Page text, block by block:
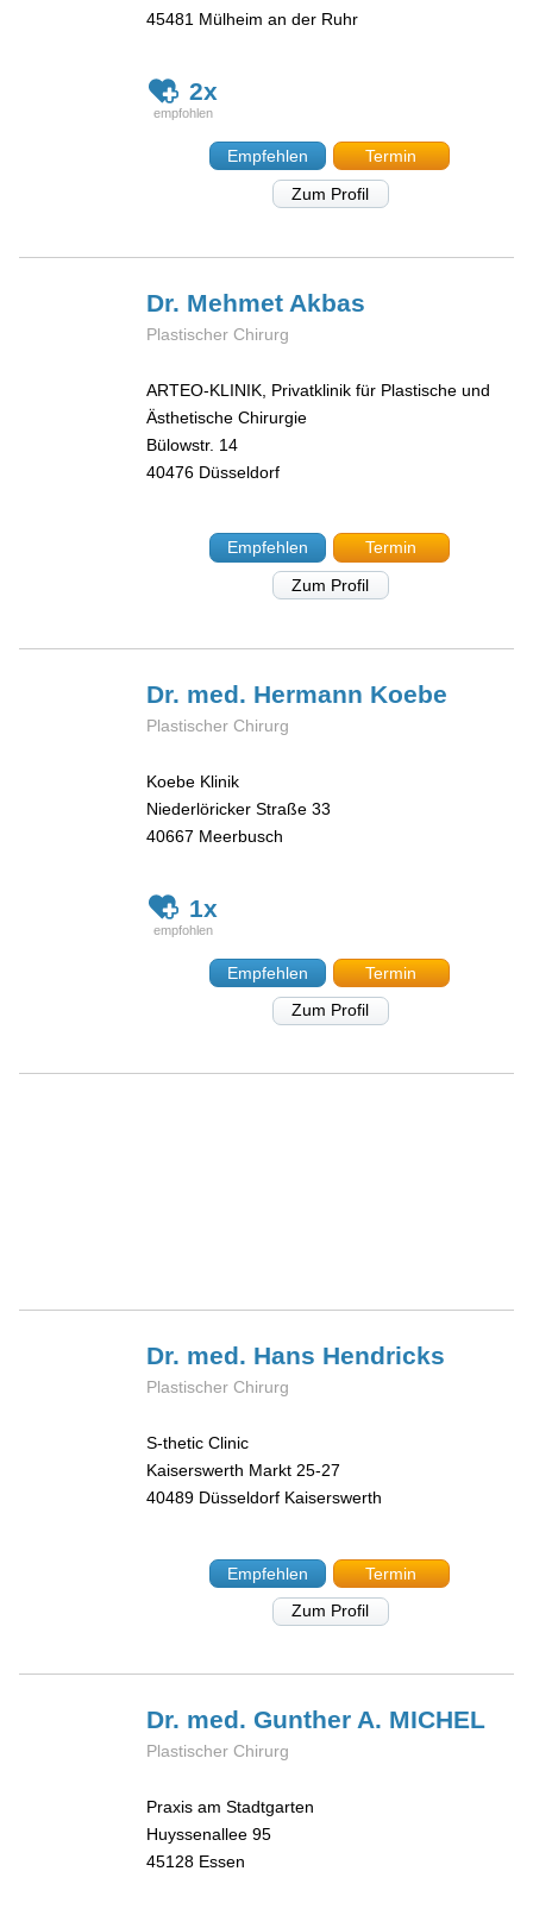
45481 Mülheim an der Ruhr
2x
Empfehlen
Termin
Zum Profil
Dr. Mehmet Akbas
Plastischer Chirurg
ARTEO-KLINIK, Privatklinik für Plastische und
Ästhetische Chirurgie
Bülowstr. 14
40476 Düsseldorf
Empfehlen
Termin
Zum Profil
Dr. med. Hermann Koebe
Plastischer Chirurg
Koebe Klinik
Niederlöricker Straße 33
40667 Meerbusch
1x
Empfehlen
Termin
Zum Profil
Dr. med. Hans Hendricks
Plastischer Chirurg
S-thetic Clinic
Kaiserswerth Markt 25-27
40489 Düsseldorf Kaiserswerth
Empfehlen
Termin
Zum Profil
Dr. med. Gunther A. MICHEL
Plastischer Chirurg
Praxis am Stadtgarten
Huyssenallee 95
45128 Essen